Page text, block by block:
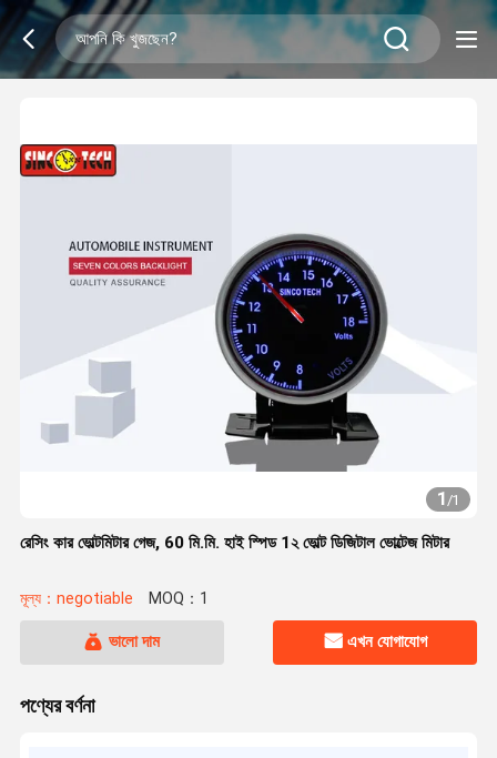
1/1
রেসিং কার ভোল্টমিটার গেজ, 60 মি.মি. হাই স্পিড 1২ ভোল্ট ডিজিটাল ভোল্টেজ মিটার
মূল্য：negotiable MOQ：1
ভালো দাম এখন যোগাযোগ
পণ্যের বর্ণনা